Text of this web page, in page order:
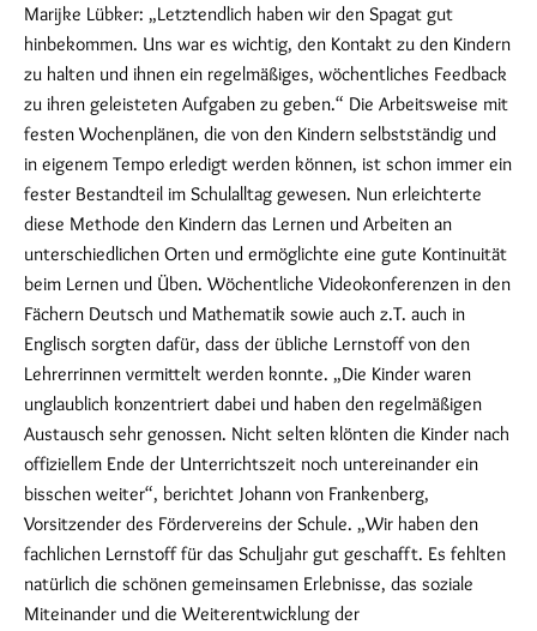
Marijke Lübker: „Letztendlich haben wir den Spagat gut
hinbekommen. Uns war es wichtig, den Kontakt zu den Kindern
zu halten und ihnen ein regelmäßiges, wöchentliches Feedback
zu ihren geleisteten Aufgaben zu geben.“ Die Arbeitsweise mit
festen Wochenplänen, die von den Kindern selbstständig und
in eigenem Tempo erledigt werden können, ist schon immer ein
fester Bestandteil im Schulalltag gewesen. Nun erleichterte
diese Methode den Kindern das Lernen und Arbeiten an
unterschiedlichen Orten und ermöglichte eine gute Kontinuität
beim Lernen und Üben. Wöchentliche Videokonferenzen in den
Fächern Deutsch und Mathematik sowie auch z.T. auch in
Englisch sorgten dafür, dass der übliche Lernstoff von den
Lehrerrinnen vermittelt werden konnte. „Die Kinder waren
unglaublich konzentriert dabei und haben den regelmäßigen
Austausch sehr genossen. Nicht selten klönten die Kinder nach
offiziellem Ende der Unterrichtszeit noch untereinander ein
bisschen weiter“, berichtet Johann von Frankenberg,
Vorsitzender des Fördervereins der Schule. „Wir haben den
fachlichen Lernstoff für das Schuljahr gut geschafft. Es fehlten
natürlich die schönen gemeinsamen Erlebnisse, das soziale
Miteinander und die Weiterentwicklung der